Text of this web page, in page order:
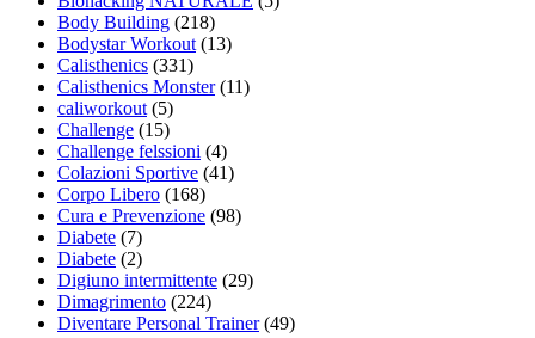
Body Building (218)
Bodystar Workout(13)
Calisthenics (331)
Calisthenics Monster(11)
caliworkout(5)
Challenge (15)
Challenge felssioni (4)
Colazioni Sportive (41)
Corpo Libero (168)
Cura e Prevenzione (98)
Diabete (7)
Diabete (2)
Digiuno intermittente (29)
Dimagrimento (224)
Diventare Personal Trainer(49)